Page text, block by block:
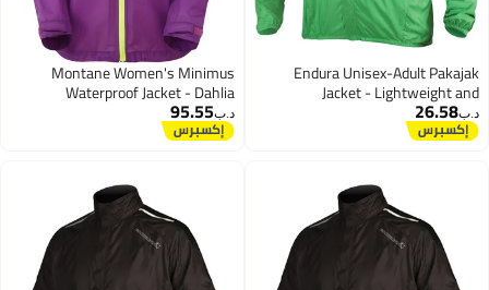
Endura Unisex-Adult Pakajak
Jacket - Lightweight and
Showerproof
د.ب‏26.58
Montane Women's Minimus
Waterproof Jacket - Dahlia
د.ب‏95.55